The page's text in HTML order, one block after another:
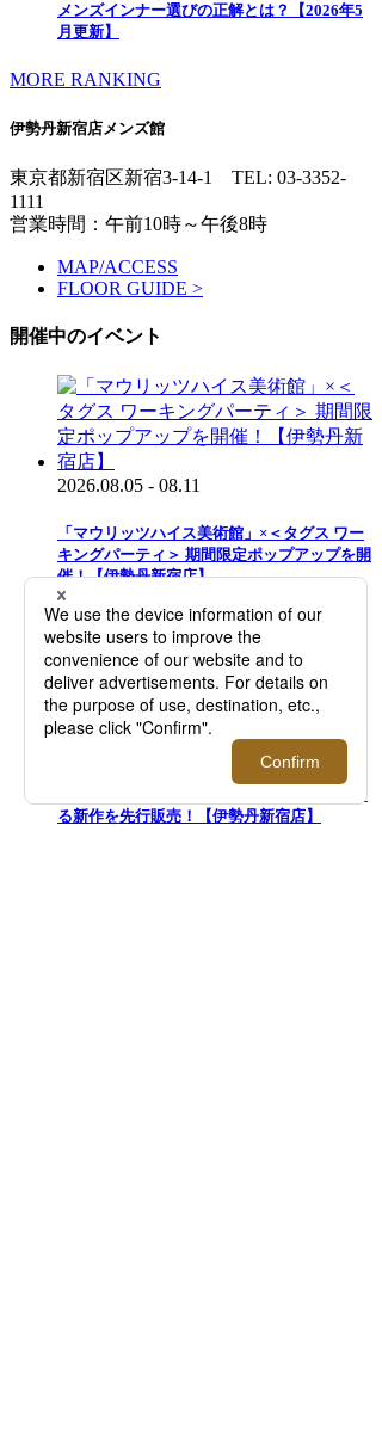
メンズインナー選びの正解とは？【2026年5
月更新】
MORE RANKING
伊勢丹新宿店メンズ館
東京都新宿区新宿3-14-1 TEL: 03-3352-
1111
営業時間：午前10時～午後8時
MAP/ACCESS
FLOOR GUIDE >
開催中のイベント
2026.08.05 - 08.11
「マウリッツハイス美術館」×＜タグス ワー
キングパーティ＞ 期間限定ポップアップを開
催！【伊勢丹新宿店】
2026.07.29 - 08.11
二面性が特徴のアイウエアブランド＜トゥー
る新作を先行販売！【伊勢丹新宿店】